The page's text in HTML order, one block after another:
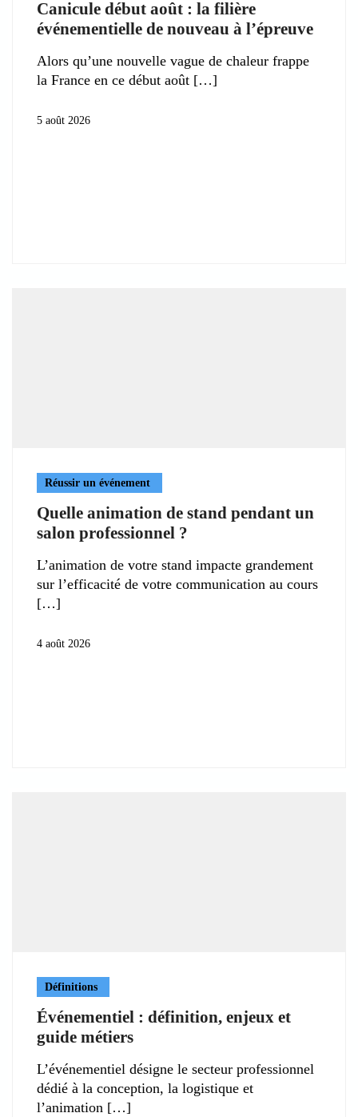
Canicule début août : la filière
événementielle de nouveau à l’épreuve
Alors qu’une nouvelle vague de chaleur frappe
la France en ce début août
5 août 2026
Réussir un événement
Quelle animation de stand pendant un
salon professionnel ?
L’animation de votre stand impacte grandement
sur l’efficacité de votre communication au cours
4 août 2026
Définitions
Événementiel : définition, enjeux et
guide métiers
L’événementiel désigne le secteur professionnel
dédié à la conception, la logistique et
l’animation